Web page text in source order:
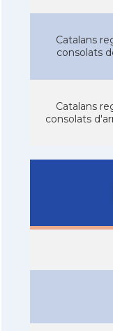
Catalans
consolats
Catalans
consolats